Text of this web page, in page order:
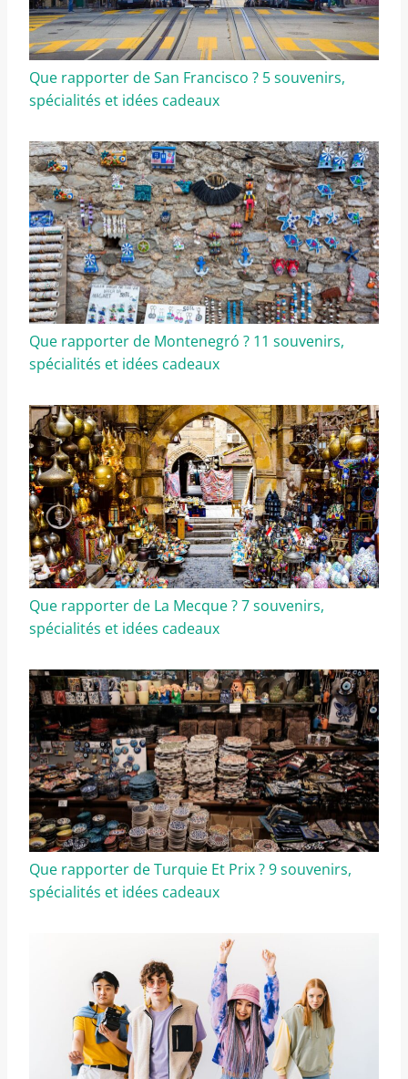
Que rapporter de San Francisco ? 5 souvenirs,
spécialités et idées cadeaux
Que rapporter de Montenegró ? 11 souvenirs,
spécialités et idées cadeaux
Que rapporter de La Mecque ? 7 souvenirs,
spécialités et idées cadeaux
Que rapporter de Turquie Et Prix ? 9 souvenirs,
spécialités et idées cadeaux